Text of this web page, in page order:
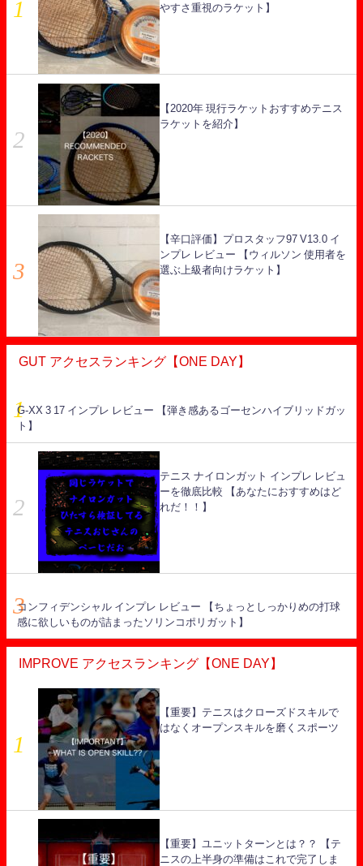
やすさ重視のラケット】
【2020年 現行ラケットおすすめテニス
ラケットを紹介】
【辛口評価】プロスタッフ97 V13.0 イ
ンプレ レビュー 【ウィルソン 使用者を
選ぶ上級者向けラケット】
GUT アクセスランキング【ONE DAY】
G-XX 3 17 インプレ レビュー 【弾き感あるゴーセンハイブリッドガッ
ト】
テニス ナイロンガット インプレ レビュ
ーを徹底比較 【あなたにおすすめはど
れだ！！】
コンフィデンシャル インプレ レビュー 【ちょっとしっかりめの打球
感に欲しいものが詰まったソリンコポリガット】
IMPROVE アクセスランキング【ONE DAY】
【重要】テニスはクローズドスキルで
はなくオープンスキルを磨くスポーツ
【重要】ユニットターンとは？？ 【テ
ニスの上半身の準備はこれで完了しま